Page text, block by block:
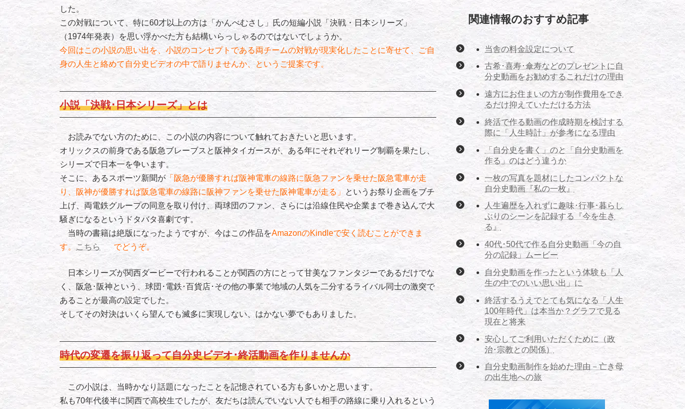
した。
この対戦について、特に60才以上の方は「かんべむさし」氏の短編小説「決戦・日本シリーズ」
（1974年発表）を思い浮かべた方も結構いらっしゃるのではないでしょうか。
今回はこの小説の思い出を、小説のコンセプトである両チームの対戦が現実化したことに寄せて、ご自
身の人生と絡めて自分史ビデオの中で語りませんか、というご提案です。
小説「決戦･日本シリーズ」とは
お読みでない方のために、この小説の内容について触れておきたいと思います。
オリックスの前身である阪急ブレーブスと阪神タイガースが、ある年にそれぞれリーグ制覇を果たし、
シリーズで日本一を争います。
そこに、あるスポーツ新聞が「阪急が優勝すれば阪神電車の線路に阪急ファンを乗せた阪急電車が走
り、阪神が優勝すれば阪急電車の線路に阪神ファンを乗せた阪神電車が走る」
というお祭り企画をブチ
上げ、両電鉄グループの同意を取り付け、両球団のファン、さらには沿線住民や企業まで巻き込んで大
騒ぎになるというドタバタ喜劇です。
当時の書籍は絶版になったようですが、今はこの作品をAmazonのKindleで安く読むことができま
す。 こちら でどうぞ。
日本シリーズが関西ダービーで行われることが関西の方にとって甘美なファンタジーであるだけでな
く、阪急･阪神という、球団･電鉄･百貨店･その他の事業で地域の人気を二分するライバル同士の激突で
あることが最高の設定でした。
そしてその対決はいくら望んでも滅多に実現しない、はかない夢でもありました。
時代の変遷を振り返って自分史ビデオ･終活動画を作りませんか
この小説は、当時かなり話題になったことを記憶されている方も多いかと思います。
私も70年代後半に関西で高校生でしたが、友だちは読んでいない人でも相手の路線に乗り入れるという
関連情報のおすすめ記事
当舎の料金設定について
古希･喜寿･傘寿などのプレゼントに自
分史動画をお勧めするこれだけの理由
遠方にお住まいの方が制作費用をでき
るだけ抑えていただける方法
終活で作る動画の作成時期を検討する
際に「人生時計」が参考になる理由
「自分史を書く」のと「自分史動画を
作る」のはどう違うか
一枚の写真を題材にしたコンパクトな
自分史動画『私の一枚』
人生遍歴を入れずに趣味･行事･暮らし
ぶりのシーンを記録する『今を生き
る』
40代･50代で作る自分史動画「今の自
分の記録」ムービー
自分史動画を作ったという体験も「人
生の中でのいい思い出」に
終活するうえでとても気になる「人生
100年時代」は本当か？グラフで見る
現在と将来
安心してご利用いただくために（政
治･宗教との関係）
自分史動画制作を始めた理由－亡き母
の出生地への旅